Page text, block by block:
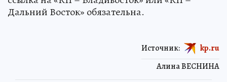
Дальний Восток» обязательна.
Алина ВЕСНИНА
Источник: kp.ru